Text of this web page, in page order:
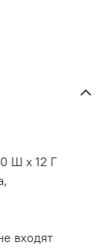
Ш x 12 Г
входят